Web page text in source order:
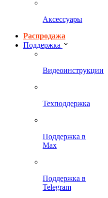
Аксессуары
Распродажа
Поддержка
Видеоинструкции
Техподдержка
Поддержка в
Max
Поддержка в
Telegram